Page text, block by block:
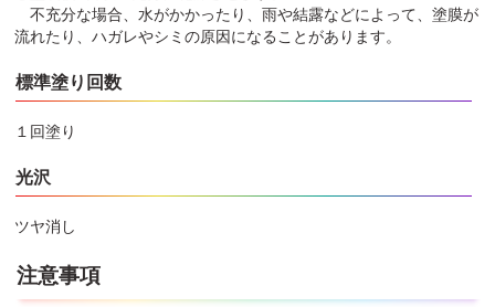
不充分な場合、水がかかったり、雨や結露などによって、塗膜が
流れたり、ハガレやシミの原因になることがあります。
標準塗り回数
１回塗り
光沢
ツヤ消し
注意事項